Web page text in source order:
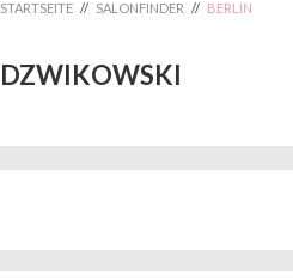
STARTSEITE // SALONFINDER // BERLIN
DZWIKOWSKI